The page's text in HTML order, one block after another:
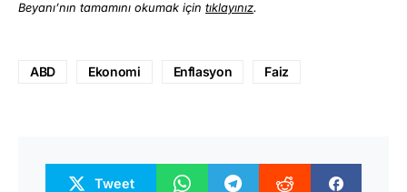
Beyanı’nın tamamını okumak için tıklayınız.
ABD Ekonomi Enflasyon Faiz
Tweet